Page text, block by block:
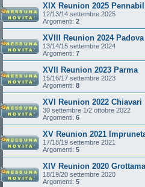
XIX Reunion 2025
12/13/14 settembre 2025
Argomenti: 2
XVIII Reunion 2024 Padova
13/14/15 settembre 2024
Argomenti: 7
XVII Reunion 2023 Parma
15/16/17 settembre 2023
Argomenti: 8
XVI Reunion 2022 Chiavari
30 settembre 1/2 ottobre 2022
Argomenti: 6
XV Reunion 2021
17/18/19 settembre 2021
Argomenti: 5
XIV Reunion 2020
18/19/20 settembre 2020
Argomenti: 5